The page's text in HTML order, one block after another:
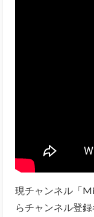
現チャンネル「
らチャンネル登